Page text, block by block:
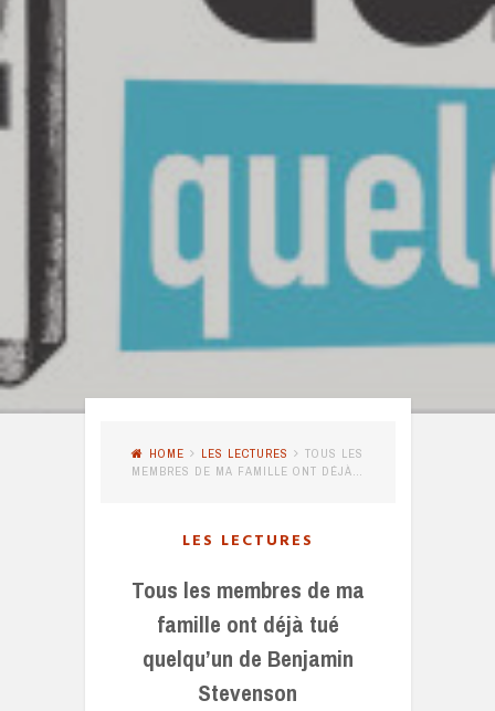
HOME LES LECTURES
TOUS LES
MEMBRES DE MA FAMILLE ONT DÉJÀ…
LES LECTURES
Tous les membres de ma
famille ont déjà tué
quelqu’un de Benjamin
Stevenson